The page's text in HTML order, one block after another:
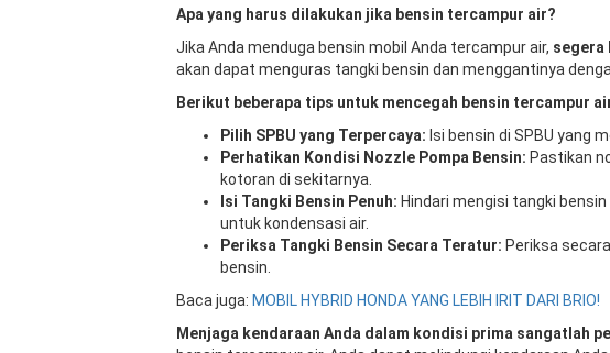
Apa yang harus dilakukan jika bensin tercampur air?
Jika Anda menduga bensin mobil Anda tercampur air, segera
akan dapat menguras tangki bensin dan menggantinya
Berikut beberapa tips untuk mencegah bensin tercampur
Pilih SPBU yang Terpercaya: Isi bensin di SPBU yang
Perhatikan Kondisi Nozzle Pompa Bensin: Pastikan
kotoran di sekitarnya.
Isi Tangki Bensin Penuh: Hindari mengisi tangki
untuk kondensasi air.
Periksa Tangki Bensin Secara Teratur: Periksa
bensin.
Baca juga: MOBIL HYBRID HONDA YANG LEBIH IRIT DARI BRIO!
Menjaga kendaraan Anda dalam kondisi prima sangatlah